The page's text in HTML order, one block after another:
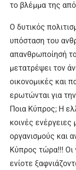
το βλέμμα της
Ο δυτικός
υπόσταση του
απανθρωποίησή
μετατρέψει τον
οικονομικές και
ερωτώνται για
Ποια Κύπρος; Η
κοινές
οργανισμούς και
Κύπρος τώρα!!! Οι
ενίοτε